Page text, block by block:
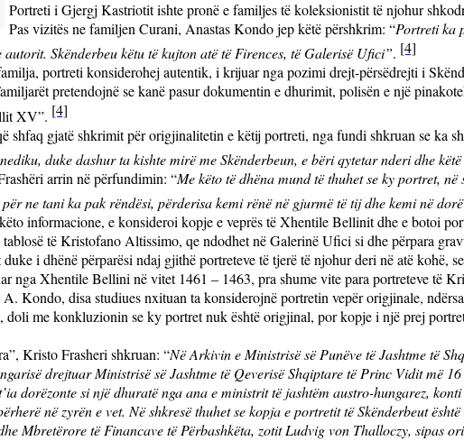
Portreti i Gjergj Kastriotit ishte pronë e familjes të koleksionistit të njohur
Pas vizitës ne familjen Curani, Anastas Kondo jep këtë përshkrim: “Portreti ka
Skënderbeu këtu të kujton atë të Firences, të Galerisë Ufici”. [4]
portreti konsiderohej autentik, i krijuar nga pozimi drejt-përsëdrejti i
pretendojnë se kanë pasur dokumentin e dhurimit, polisën e një
XV”. [4]
shfaq gjatë shkrimit për origjinalitetin e këtij portreti, nga fundi shkruan se ka
duke dashur ta kishte mirë me Skënderbeun, e bëri qytetar nderi dhe
arrin në përfundimin: “Me këto të dhëna mund të thuhet se ky portret,
ne tani ka pak rëndësi, përderisa kemi rënë në gjurmë të tij dhe kemi në
informacione, e konsideroi kopje e veprës të Xhentile Bellinit dhe e botoi
të Kristofano Altissimo, qe ndodhet në Galerinë Ufici si dhe përpara
i dhënë përparësi ndaj gjithë portreteve të tjerë të njohur deri në atë kohë,
nga Xhentile Bellini në vitet 1461 – 1463, pra shume vite para portreteve të
Kondo, disa studiues nxituan ta konsiderojnë portretin vepër origjinale,
doli me konkluzionin se ky portret nuk është origjinal, por kopje i një prej
Kristo Frasheri shkruan: “Në Arkivin e Ministrisë së Punëve të Jashtme të
drejtuar Ministrisë së Jashtme të Qeverisë Shqiptare të Princ Vidit më
dorëzonte si një dhuratë nga ana e ministrit të jashtëm austro-hungarez,
në zyrën e vet. Në shkresë thuhet se kopja e portretit të Skënderbeut
Mbretërore të Financave të Përbashkëta, zotit Ludvig von Thalloczy, sipas